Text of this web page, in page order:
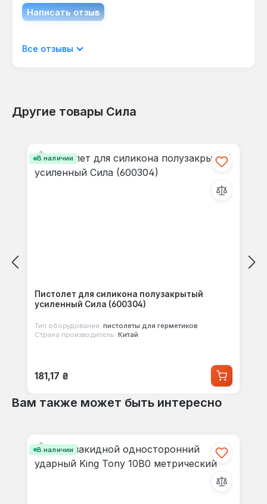
Написать отзыв
Отображать отзывы только на текущем
Все отзывы
Другие товары Сила
В наличии
Пистолет для силикона полузакрытый
усиленный Сила (600304)
Тип оборудования: пистолеты для герметиков
Страна производитель: Китай
Обычная цена:
181,17 ₴
Вам также может быть интересно
В наличии